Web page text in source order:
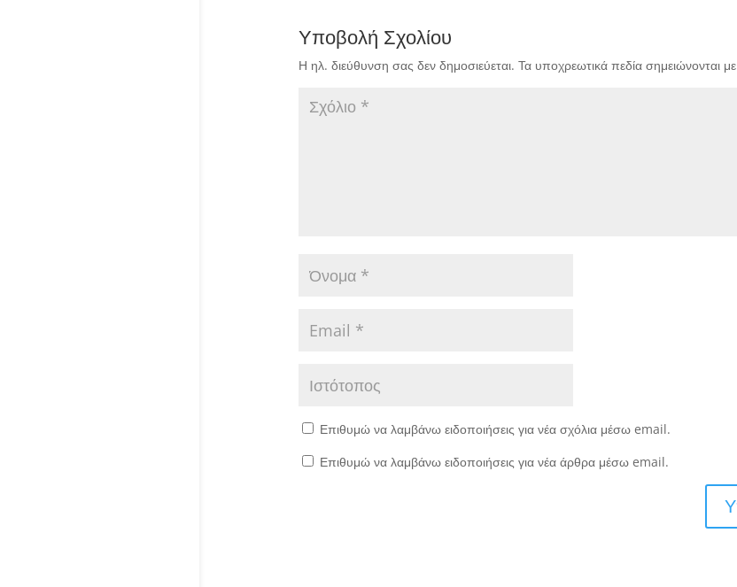
Υποβολή Σχολίου
Η ηλ. διεύθυνση σας δεν δημοσιεύεται. Τα υποχρεωτικά πεδία σημειώνονται με
Επιθυμώ να λαμβάνω ειδοποιήσεις για νέα σχόλια μέσω email.
Επιθυμώ να λαμβάνω ειδοποιήσεις για νέα άρθρα μέσω email.